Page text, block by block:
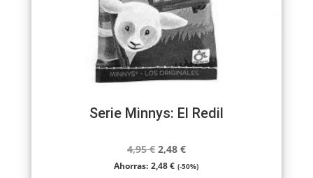
Serie Minnys: El Redil
4,95€ El
precio
2,48 €El
precio
Ahorras: 2,48€ (-50%)